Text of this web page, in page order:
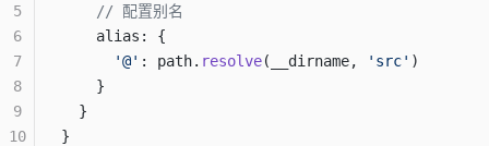
    // 配置别名
    alias: {
      '@'
: path. resolve(__dirname, 'src' )
    }
  }
}
5
6
7
8
9
10